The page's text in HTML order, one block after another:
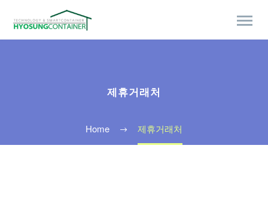
제휴거래처
Home 제휴거래처